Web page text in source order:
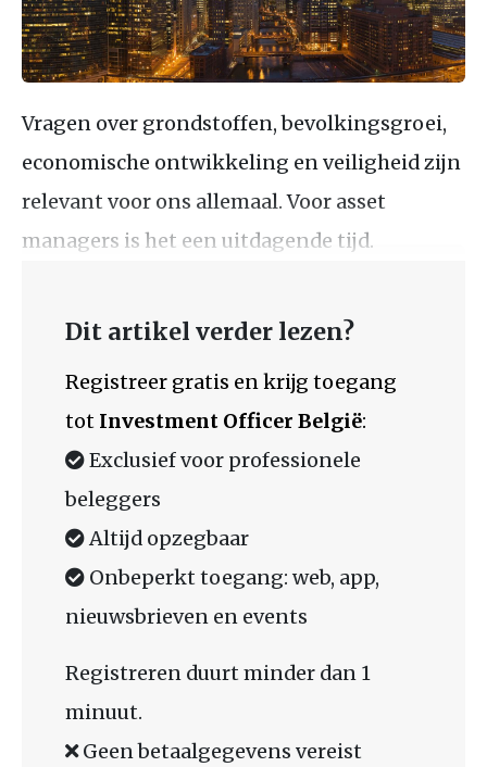
Vragen over grondstoffen, bevolkingsgroei,
economische ontwikkeling en veiligheid zijn
relevant voor ons allemaal. Voor asset
managers is het een uitdagende tijd.
Dit artikel verder lezen?
Registreer gratis en krijg toegang
tot Investment Officer België:
Exclusief voor professionele
beleggers
Altijd opzegbaar
Onbeperkt toegang: web, app,
nieuwsbrieven en events
Registreren duurt minder dan 1
minuut.
Geen betaalgegevens vereist